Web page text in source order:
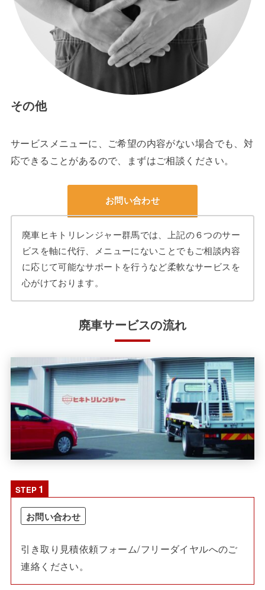
その他
サービスメニューに、ご希望の内容がない場合でも、対
応できることがあるので、まずはご相談ください。
お問い合わせ
廃車ヒキトリレンジャー群馬では、上記の６つのサー
ビスを軸に代行、メニューにないことでもご相談内容
に応じて可能なサポートを行うなど柔軟なサービスを
心がけております。
廃車サービスの流れ
STEP
お問い合わせ
引き取り見積依頼フォーム/フリーダイヤルへのご
連絡ください。